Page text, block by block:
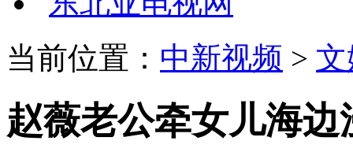
当前位置： 中新视频 >
赵薇老公牵女儿海边